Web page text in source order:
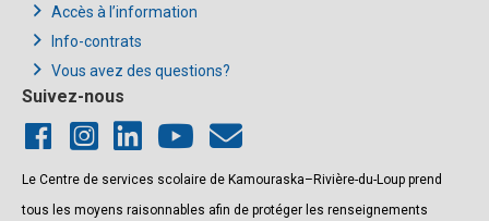
Accès à l’information
Info-contrats
Vous avez des questions?
Suivez-nous
Le Centre de services scolaire de Kamouraska–Rivière-du-Loup prend
tous les moyens raisonnables afin de protéger les renseignements